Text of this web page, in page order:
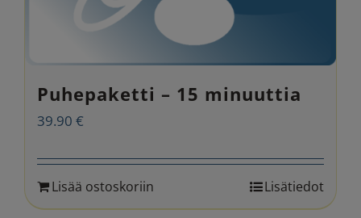
Puhepaketti – 15 minuuttia
39.90 €
Lisää ostoskoriin Lisätiedot